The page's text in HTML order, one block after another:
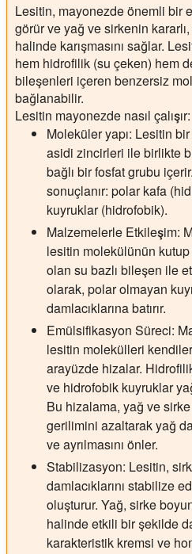
Lesitin, mayonezde önemli bir
görür ve yağ ve sirkenin kararlı,
halinde karışmasını sağlar.
hem hidrofilik (su çeken) hem
bileşenleri içeren benzersiz
bağlanabilir.
Lesitin mayonezde nasıl çalışır:
Moleküler yapı: Lesitin
asidi zincirleri ile birlikte
bağlı bir fosfat grubu
sonuçlanır: polar kafa
kuyruklar (hidrofobik).
Malzemelerle Etkileşim:
lesitin molekülünün
olan su bazlı bileşen ile
olarak, polar olmayan
damlacıklarına batırır.
Emülsifikasyon Süreci:
lesitin molekülleri
arayüzde hizalar.
ve hidrofobik kuyruklar
Bu hizalama, yağ ve
gerilimini azaltarak yağ
ve ayrılmasını önler.
Stabilizasyon: Lesitin,
damlacıklarını stabilize
oluşturur. Yağ, sirke
halinde etkili bir şekilde
karakteristik kremsi ve